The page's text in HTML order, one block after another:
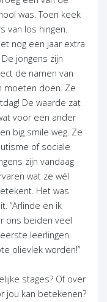
was. Toen keek
van los hingen.
nog een jaar extra
jongens zijn
de namen van
moeten doen. Ze
De waarde zat
voor een ander
big smile weg. Ze
of sociale
zijn vandaag
wat ze wél
Het was
“Arlinde en ik
ons beiden veel
leerlingen
olievlek worden!”
stages? Of over
jou kan betekenen?